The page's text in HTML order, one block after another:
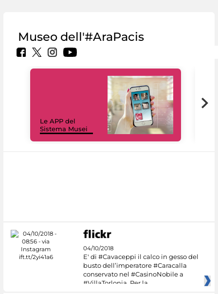
Museo dell'#AraPacis
Le APP del
Sistema Musei
04/10/2018
E' di #Cavaceppi il calco in gesso del
busto dell’imperatore #Caracalla
conservato nel #CasinoNobile a
#VillaTorlonia. Per la